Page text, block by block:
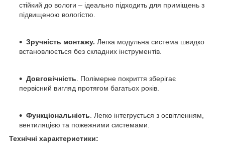
стійкий до вологи – ідеально підходить для приміщень з
підвищеною вологістю.
Зручність монтажу. Легка модульна система швидко
встановлюється без складних інструментів.
Довговічність . Полімерне покриття зберігає
первісний вигляд протягом багатьох років.
Функціональність . Легко інтегрується з освітленням,
вентиляцією та пожежними системами.
Технічні характеристики: